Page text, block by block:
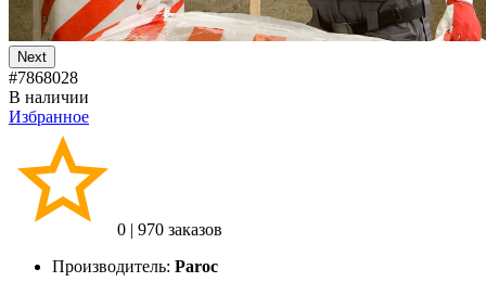
Next
#7868028
В наличии
Избранное
0 | 970 заказов
Производитель: Paroc